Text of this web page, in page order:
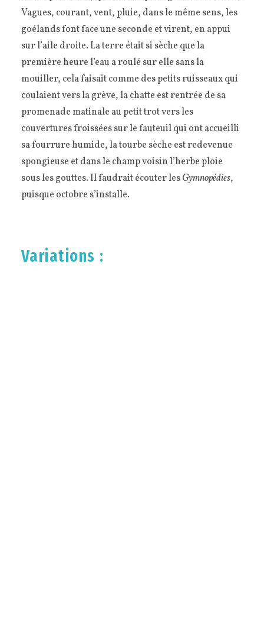
Vagues, courant, vent, pluie, dans le même sens, les
goélands font face une seconde et virent, en appui
sur l’aile droite. La terre était si sèche que la
première heure l’eau a roulé sur elle sans la
mouiller, cela faisait comme des petits ruisseaux qui
coulaient vers la grève, la chatte est rentrée de sa
promenade matinale au petit trot vers les
couvertures froissées sur le fauteuil qui ont accueilli
sa fourrure humide, la tourbe sèche est redevenue
spongieuse et dans le champ voisin l’herbe ploie
sous les gouttes. Il faudrait écouter lesGymnopédies,
puisque octobre s’installe.
Variations :